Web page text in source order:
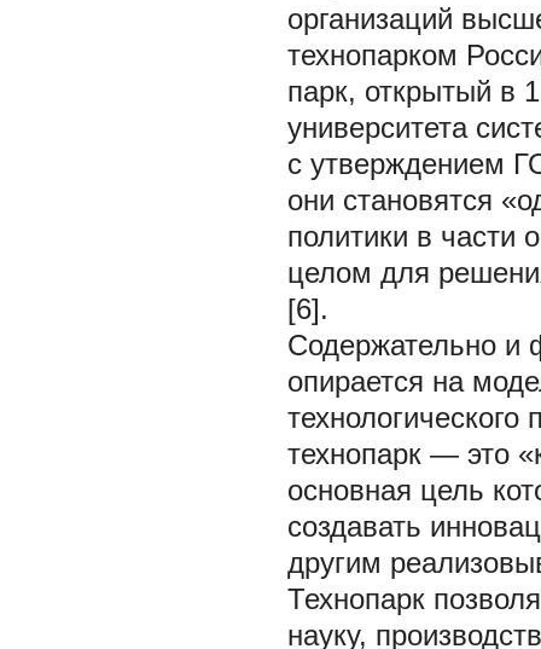
организаций
технопарком
парк, открытый в
университета
с утверждением
они становятся
политики в части
целом для
[6].
Содержательно и
опирается на
технопарк — это
основная цель
создавать
другим
Технопарк
науку,